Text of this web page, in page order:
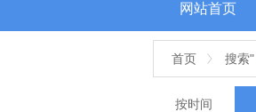
网站首页
年份分类
首页 搜索"
按时间